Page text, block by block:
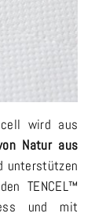
wird aus
Natur aus
unterstützen
TENCEL™
und mit